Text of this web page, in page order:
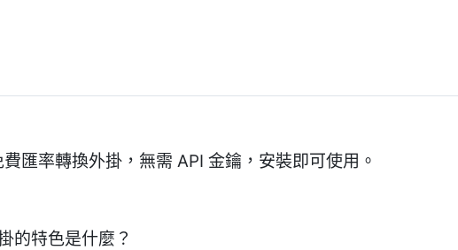
匯率轉換外掛，無需 API 金鑰，安裝即可使用。
的特色是什麼？